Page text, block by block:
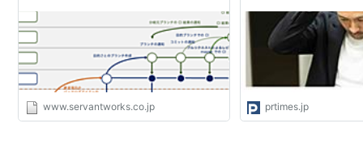
構えからヒッティングの構えのなるとき、目線が変
わるためボールに当てることが難しい。
バントを得意とする選手
川相昌弘
www.servantworks.co.jp prtimes.jp